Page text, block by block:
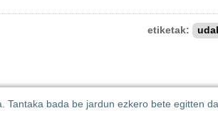
etiketak:
Tantaka bada be jardun ezkero bete egitten